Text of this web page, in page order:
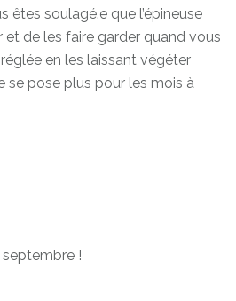
êtes soulagé.e que l’épineuse
de les faire garder quand vous
en les laissant végéter
se pose plus pour les mois à
septembre !